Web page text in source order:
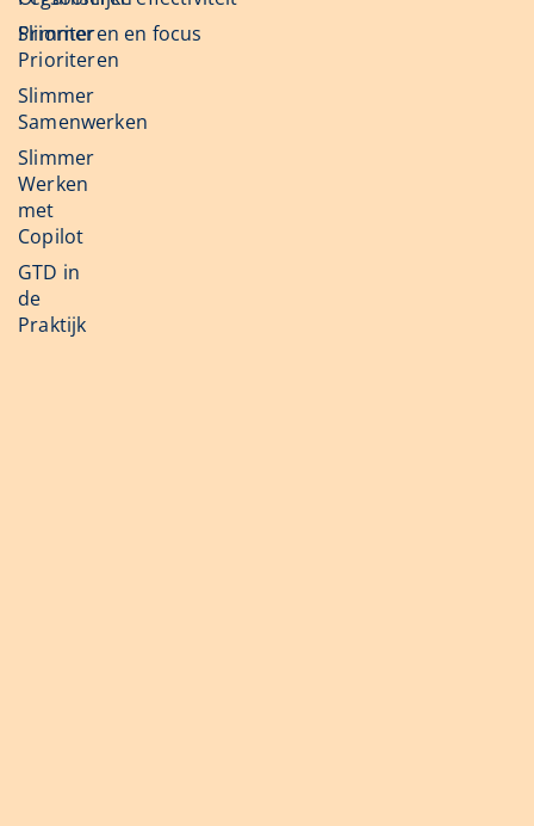
Slimmer
Prioriteren
Slimmer
Samenwerken
Slimmer
Werken
met
Copilot
GTD in
de
Praktijk
Prioriteren en focus